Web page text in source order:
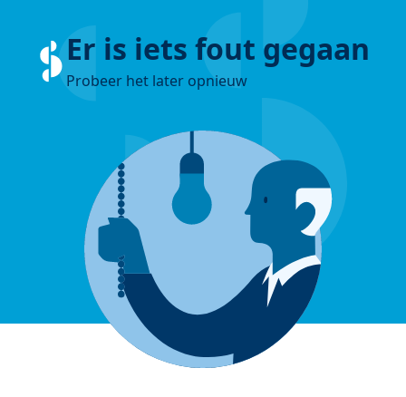
Er is iets fout gegaan
Probeer het later opnieuw